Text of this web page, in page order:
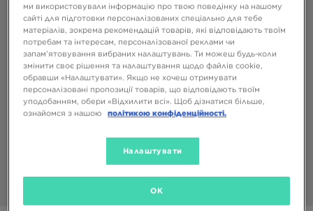
ми використовували інформацію про твою поведінку на нашому
сайті для підготовки персоналізованих спеціально для тебе
матеріалів, зокрема рекомендацій товарів, які відповідають твоїм
потребам та інтересам, персоналізованої реклами чи
запам’ятовування вибраних налаштувань. Ти можеш будь-коли
змінити своє рішення та налаштування щодо файлів cookie,
обравши «Налаштувати». Якщо не хочеш отримувати
персоналізовані пропозиції товарів, що відповідають твоїм
уподобанням, обери «Відхилити всі». Щоб дізнатися більше,
ознайомся з нашою
політикою конфіденційності.
Налаштувати
OK